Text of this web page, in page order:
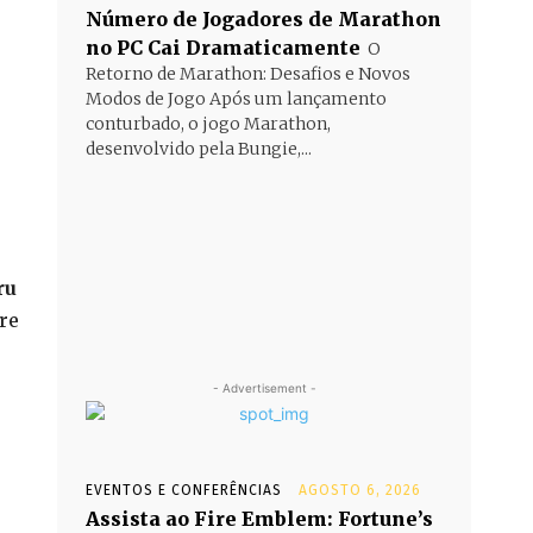
Número de Jogadores de Marathon
no PC Cai Dramaticamente O
Retorno de Marathon: Desafios e Novos
Modos de Jogo Após um lançamento
conturbado, o jogo Marathon,
desenvolvido pela Bungie,...
- Advertisement -
EVENTOS E CONFERÊNCIAS AGOSTO 6, 2026
Assista ao Fire Emblem: Fortune’s